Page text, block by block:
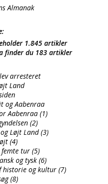
Almanak
1.845 artikler
finder du 183 artikler
arresteret
Land
og Aabenraa
Aabenraa (1)
(2)
Løjt Land (3)
(4)
tur (5)
og tysk (6)
historie og kultur (7)
(8)